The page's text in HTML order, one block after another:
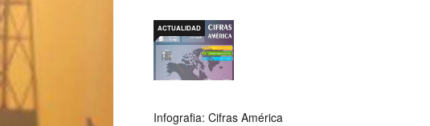
Infografia: Cifras América
ACTUALIDAD